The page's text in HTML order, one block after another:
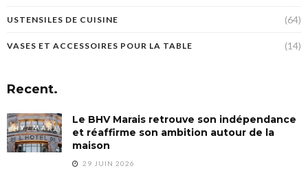
USTENSILES DE CUISINE (64)
VASES ET ACCESSOIRES POUR LA TABLE (14)
Recent.
Le BHV Marais retrouve son indépendance
et réaffirme son ambition autour de la
maison
29 JUIN 2026